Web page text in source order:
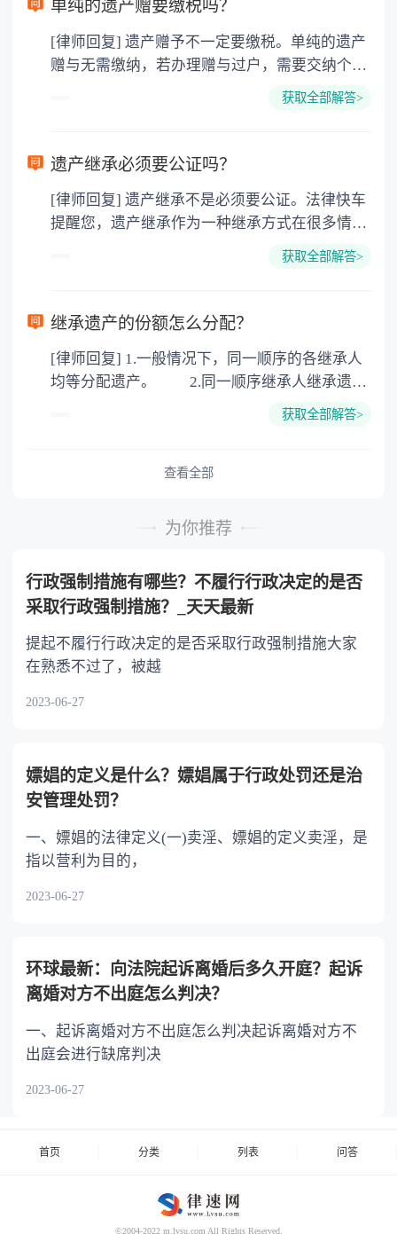
单纯的遗产赠要缴税吗？
[律师回复] 遗产赠予不一定要缴税。单纯的遗产
赠与无需缴纳，若办理赠与过户，需要交纳个人
所得税、契税和公证费。赠与过户是没有增值税
要缴纳公证费，具体如下： 1. 公证费：按房
3. 印花税：按房屋评估价的0.05%缴纳 4. 土
地增值税：按房价1%缴纳 5. 房屋产权登记费：
获取全部解答>
遗产继承必须要公证吗？
[律师回复] 遗产继承不是必须要公证。法律快车
提醒您，遗产继承作为一种继承方式在很多情况
下都是不需要公证的，当然，如果需要公正的也
以防对财产继承发生纠纷，可以对遗产继承进行
公证。
获取全部解答>
继承遗产的份额怎么分配？
[律师回复] 1.一般情况下，同一顺序的各继承人
均等分配遗产。 2.同一顺序继承人继承遗产
或者与被继承人共同生活的继承人，分配遗产
的继承人，不尽扶养义务的，分配遗产时，应当
获取全部解答>
查看全部
为你推荐
行政强制措施有哪些？不履行行政决定的是否
采取行政强制措施？_天天最新
提起不履行行政决定的是否采取行政强制措施大家
在熟悉不过了，被越
2023-06-27
嫖娼的定义是什么？嫖娼属于行政处罚还是治
安管理处罚？
一、嫖娼的法律定义(一)卖淫、嫖娼的定义卖淫，是
指以营利为目的，
2023-06-27
环球最新：向法院起诉离婚后多久开庭？起诉
离婚对方不出庭怎么判决？
一、起诉离婚对方不出庭怎么判决起诉离婚对方不
出庭会进行缺席判决
2023-06-27
首页 分类 列表 问答
©2004-2022 m.lvsu.com All Rights Reserved.